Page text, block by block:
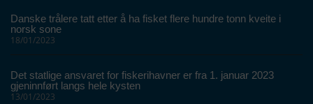
Danske trålere tatt etter å ha fisket flere hundre tonn kveite i
norsk sone
18/01/2023
Det statlige ansvaret for fiskerihavner er fra 1. januar 2023
gjeninnført langs hele kysten
13/01/2023